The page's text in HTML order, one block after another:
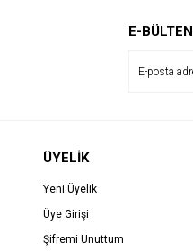
E-BÜLTEN
ÜYELİK
Yeni Üyelik
Üye Girişi
Şifremi Unuttum